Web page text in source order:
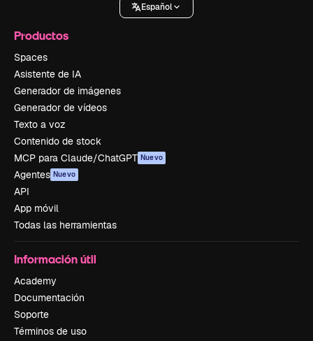
Español
Productos
Spaces
Asistente de IA
Generador de imágenes
Generador de vídeos
Texto a voz
Contenido de stock
MCP para Claude/ChatGPT Nuevo
Agentes Nuevo
API
App móvil
Todas las herramientas
Información útil
Academy
Documentación
Soporte
Términos de uso